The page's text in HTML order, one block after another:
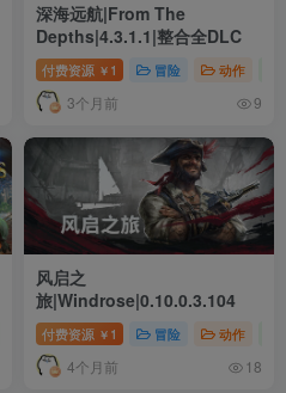
深海远航|From The
Depths|4.3.1.1|整合全DLC
付费资源 ￥ 1 冒险 动作
3个月前 9
角色扮演
风启之
旅|Windrose|0.10.0.3.104
付费资源 ￥ 1 冒险 动作
4个月前 18